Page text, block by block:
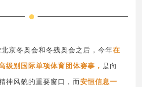
京冬奥会和冬残奥会之后，今年在
级别国际单项体育团体赛事，是向
神风貌的重要窗口，而安恒信息一